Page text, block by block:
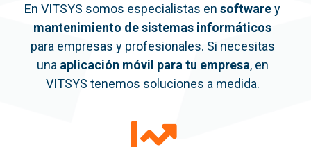
En VITSYS somos especialistas en softwarey
mantenimiento de sistemas informáticos
para empresas y profesionales. Si necesitas
una aplicación móvil para tu empresa, en
VITSYS tenemos soluciones a medida.